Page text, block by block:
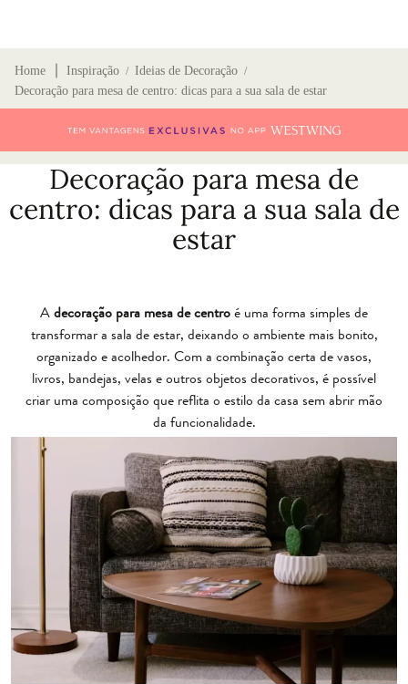
Home Inspiração / Ideias de Decoração /
Decoração para mesa de centro: dicas para a sua sala de estar
Decoração para mesa de
centro: dicas para a sua sala de
estar
Adecoração para mesa de centroé uma forma simples de
transformar a sala de estar, deixando o ambiente mais bonito,
organizado e acolhedor. Com a combinação certa de vasos,
livros, bandejas, velas e outros objetos decorativos, é possível
criar uma composição que reflita o estilo da casa sem abrir mão
da funcionalidade.